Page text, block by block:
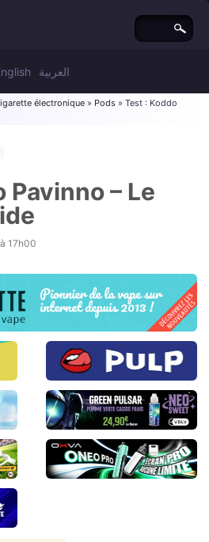
العربية
électronique » Pods » Test : Koddo
Pavinno – Le
17h00